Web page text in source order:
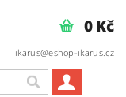
ikarus@eshop-ikarus.cz
0 Kč